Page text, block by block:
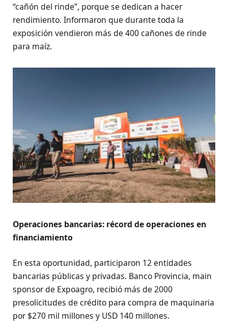
“cañón del rinde”, porque se dedican a hacer
rendimiento. Informaron que durante toda la
exposición vendieron más de 400 cañones de rinde
para maíz.
Operaciones bancarias: récord de operaciones en
financiamiento
En esta oportunidad, participaron 12 entidades
bancarias públicas y privadas. Banco Provincia, main
sponsor de Expoagro, recibió más de 2000
presolicitudes de crédito para compra de maquinaria
por $270 mil millones y USD 140 millones.